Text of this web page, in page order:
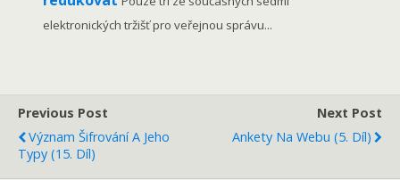
elektronických tržišť pro veřejnou správu...
Previous Post
Význam Šifrování A Jeho
Typy (15. Díl)
Next Post
Ankety Na Webu (5. Díl)